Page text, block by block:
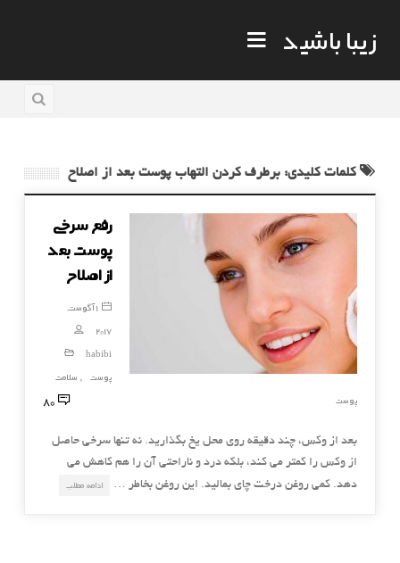
زیبا باشید
کلمات کلیدی: برطرف کردن التهاب پوست بعد از اصلاح
رفع سرخی
پوست بعد
از اصلاح
1 آگوست,
2017
habibi
پوست
, سلامت
پوست
80
بعد از وکس، چند دقیقه روی محل یخ بگذارید. نه تنها سرخی حاصل
از وکس را کمتر می کند، بلکه درد و ناراحتی آن را هم کاهش می
دهد. کمی روغن درخت چای بمالید. این روغن بخاطر …
ادامه مطلب